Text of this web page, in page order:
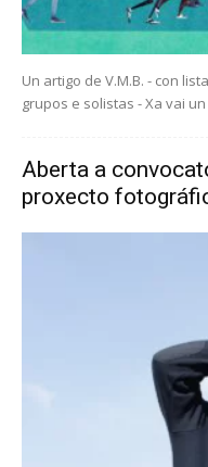
Un artigo de V.M.B. - con
grupos e solistas - Xa vai
Aberta a
proxecto